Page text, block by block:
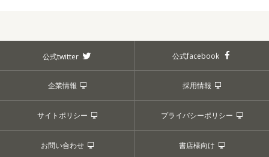
公式twitter 公式facebook
企業情報 採用情報
サイトポリシー プライバシーポリシー
お問い合わせ 書店様向け